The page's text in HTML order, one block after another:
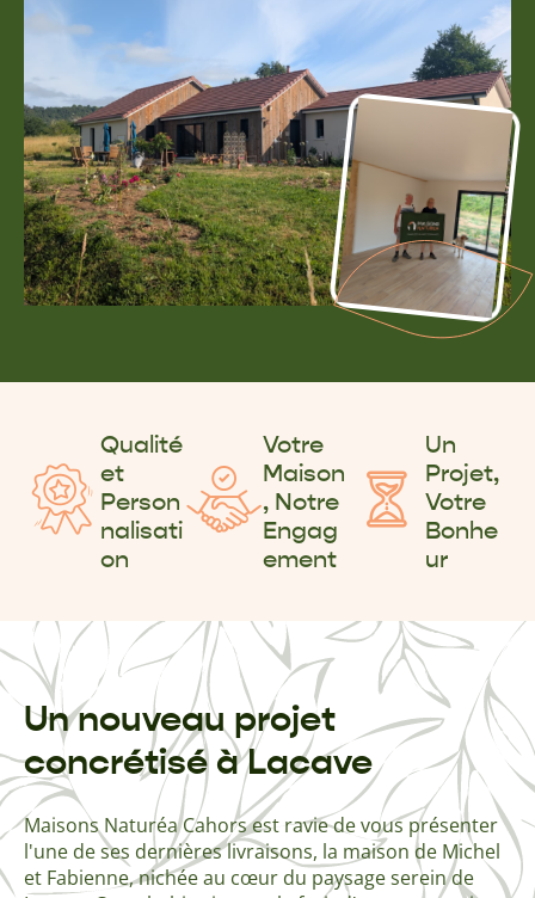
Qualité
et
Person
nalisati
on
Votre
Maison
, Notre
Engag
ement
Un
Projet,
Votre
Bonhe
ur
Un nouveau projet
concrétisé à Lacave
Maisons Naturéa Cahors est ravie de vous présenter
l'une de ses dernières livraisons, la maison de Michel
et Fabienne, nichée au cœur du paysage serein de